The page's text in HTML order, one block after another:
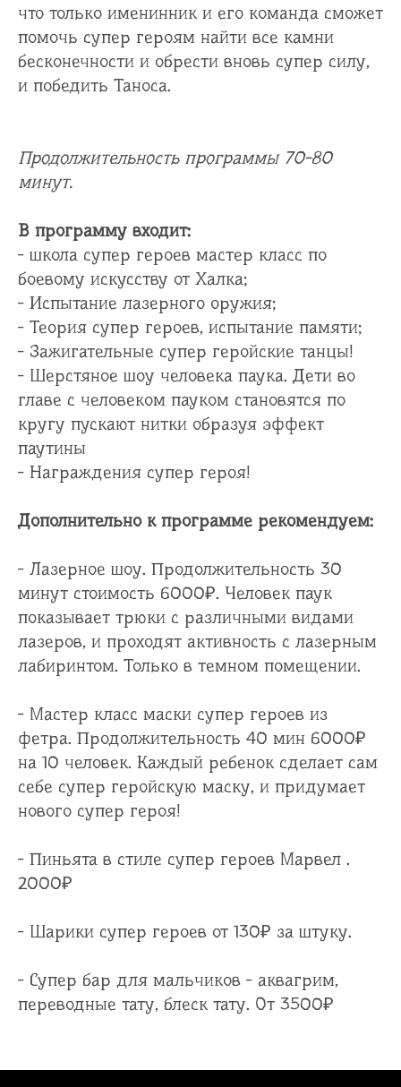
что только именинник и его команда сможет
помочь супер героям найти все камни
бесконечности и обрести вновь супер силу,
и победить Таноса.
Продолжительность программы 70-80
минут.
В программу входит:
- школа супер героев мастер класс по
боевому искусству от Халка;
- Испытание лазерного оружия;
- Теория супер героев, испытание памяти;
- Зажигательные супер геройские танцы!
- Шерстяное шоу человека паука. Дети во
главе с человеком пауком становятся по
кругу пускают нитки образуя эффект
паутины
- Награждения супер героя!
Дополнительно к программе рекомендуем:
- Лазерное шоу. Продолжительность 30
минут стоимость 6000₽. Человек паук
показывает трюки с различными видами
лазеров, и проходят активность с лазерным
лабиринтом. Только в темном помещении.
- Мастер класс маски супер героев из
фетра. Продолжительность 40 мин 6000₽
на 10 человек. Каждый ребенок сделает сам
себе супер геройскую маску, и придумает
нового супер героя!
- Пиньята в стиле супер героев Марвел .
2000₽
- Шарики супер героев от 130₽ за штуку.
- Супер бар для мальчиков - аквагрим,
переводные тату, блеск тату. От 3500₽